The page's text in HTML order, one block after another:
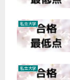
私立大学
私立大学